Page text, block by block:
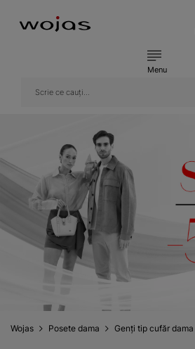
Menu
Wojas Posete dama Genți tip cufăr dama